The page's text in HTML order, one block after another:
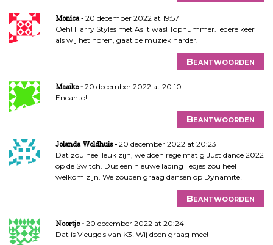
Monica
20 december 2022 at 19:57
Oeh! Harry Styles met As it was! Topnummer. Iedere keer
als wij het horen, gaat de muziek harder.
Beantwoorden
Maaike
20 december 2022 at 20:10
Encanto!
Beantwoorden
Jolanda Woldhuis
20 december 2022 at 20:23
Dat zou heel leuk zijn, we doen regelmatig Just dance 2022
op de Switch. Dus een nieuwe lading liedjes zou heel
welkom zijn. We zouden graag dansen op Dynamite!
Beantwoorden
Noortje
20 december 2022 at 20:24
Dat is Vleugels van K3! Wij doen graag mee!